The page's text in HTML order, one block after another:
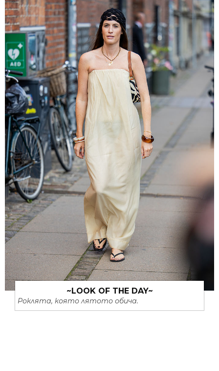
~LOOK OF THE DAY~
Роклята, която лятото обича.